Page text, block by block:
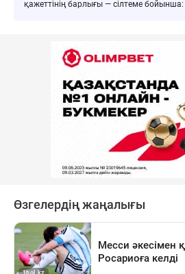
қажеттінің барлығы — сілтеме бойынша: